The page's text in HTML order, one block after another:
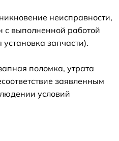
неисправности,
с выполненной работой
запчасти).
поломка, утрата
заявленным
условий